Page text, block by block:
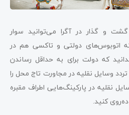
و گذار در آگرا می‌توانید سوار
اتوبوس‌های دولتی و تاکسی هم در
که دولت برای به حداقل رساندن
تردد وسایل نقلیه در مجاورت تاج محل را
نقلیه در پارکینگ‌هایی اطراف مقبره
کنید.